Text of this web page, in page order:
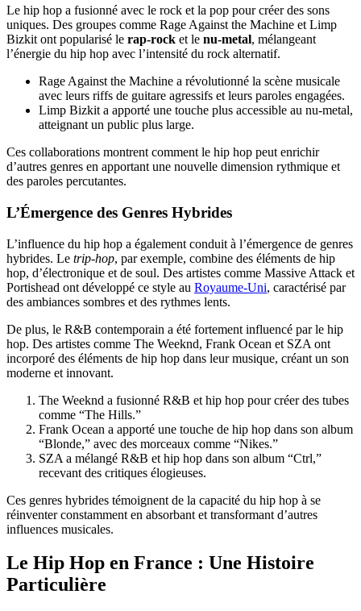
Le hip hop a fusionné avec le rock et la pop pour créer des sons
uniques. Des groupes comme Rage Against the Machine et Limp
Bizkit ont popularisé le rap-rock et le nu-metal, mélangeant
l’énergie du hip hop avec l’intensité du rock alternatif.
Rage Against the Machine a révolutionné la scène musicale
avec leurs riffs de guitare agressifs et leurs paroles engagées.
Limp Bizkit a apporté une touche plus accessible au nu-metal,
atteignant un public plus large.
Ces collaborations montrent comment le hip hop peut enrichir
d’autres genres en apportant une nouvelle dimension rythmique et
des paroles percutantes.
L’Émergence des Genres Hybrides
L’influence du hip hop a également conduit à l’émergence de genres
hybrides. Le trip-hop, par exemple, combine des éléments de hip
hop, d’électronique et de soul. Des artistes comme Massive Attack et
Portishead ont développé ce style au Royaume-Uni, caractérisé par
des ambiances sombres et des rythmes lents.
De plus, le R&B contemporain a été fortement influencé par le hip
hop. Des artistes comme The Weeknd, Frank Ocean et SZA ont
incorporé des éléments de hip hop dans leur musique, créant un son
moderne et innovant.
The Weeknd a fusionné R&B et hip hop pour créer des tubes
comme “The Hills.”
Frank Ocean a apporté une touche de hip hop dans son album
“Blonde,” avec des morceaux comme “Nikes.”
SZA a mélangé R&B et hip hop dans son album “Ctrl,”
recevant des critiques élogieuses.
Ces genres hybrides témoignent de la capacité du hip hop à se
réinventer constamment en absorbant et transformant d’autres
influences musicales.
Le Hip Hop en France : Une Histoire
Particulière